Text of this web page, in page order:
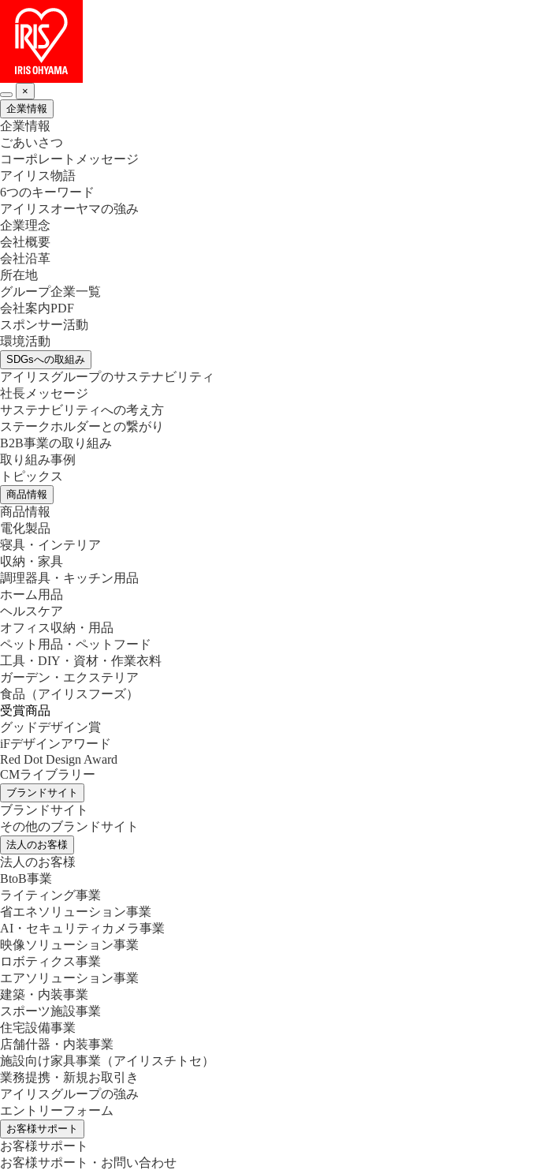
×
企業情報
企業情報
ごあいさつ
コーポレートメッセージ
アイリス物語
6つのキーワード
アイリスオーヤマの強み
企業理念
会社概要
会社沿革
所在地
グループ企業一覧
会社案内PDF
スポンサー活動
環境活動
SDGsへの取組み
アイリスグループのサステナビリティ
社長メッセージ
サステナビリティへの考え方
ステークホルダーとの繋がり
B2B事業の取り組み
取り組み事例
トピックス
商品情報
商品情報
電化製品
寝具・インテリア
収納・家具
調理器具・キッチン用品
ホーム用品
ヘルスケア
オフィス収納・用品
ペット用品・ペットフード
工具・DIY・資材・作業衣料
ガーデン・エクステリア
食品 （アイリスフーズ）
受賞商品
グッドデザイン賞
iFデザインアワード
Red Dot Design Award
CMライブラリー
ブランドサイト
ブランドサイト
その他のブランドサイト
法人のお客様
法人のお客様
BtoB事業
ライティング事業
省エネソリューション事業
AI・セキュリティカメラ事業
映像ソリューション事業
ロボティクス事業
エアソリューション事業
建築・内装事業
スポーツ施設事業
住宅設備事業
店舗什器・内装事業
施設向け家具事業 （アイリスチトセ）
業務提携・新規お取引き
アイリスグループの強み
エントリーフォーム
お客様サポート
お客様サポート
お客様サポート・お問い合わせ